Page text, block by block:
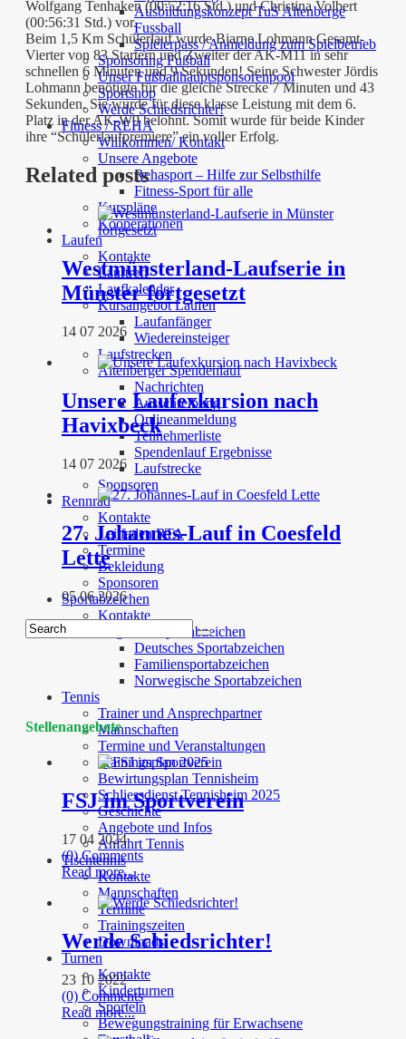
Ausbildungskonzept TuS Altenberge
Fussball
Spielerpass / Anmeldung zum Spielbetrieb
Sponsoring Fußball
Unser Fußballhauptsponsorenpool
Sportshop
Werde Schiedsrichter!
Fitness / REHA
Willkommen/ Kontakt
Unsere Angebote
Rehasport – Hilfe zur Selbsthilfe
Fitness-Sport für alle
Kurspläne
Kooperationen
Laufen
Kontakte
Lauftreff
Laufkalender
Kursangebot Laufen
Laufanfänger
Wiedereinsteiger
Laufstrecken
Altenberger Spendenlauf
Nachrichten
Ausschreibung
Onlineanmeldung
Teilnehmerliste
Spendenlauf Ergebnisse
Laufstrecke
Sponsoren
Rennrad
Kontakte
Leitfaden RTA
Termine
Bekleidung
Sponsoren
Sportabzeichen
Kontakte
Angebote Sportabzeichen
Deutsches Sportabzeichen
Familiensportabzeichen
Norwegische Sportabzeichen
Tennis
Trainer und Ansprechpartner
Mannschaften
Termine und Veranstaltungen
Trainingsplan 2025
Bewirtungsplan Tennisheim
Schliessdienst Tennisheim 2025
Geschichte
Angebote und Infos
Anfahrt Tennis
Tischtennis
Kontakte
Mannschaften
Termine
Trainingszeiten
Downloads
Turnen
Kontakte
Kinderturnen
Sporteln
Bewegungstraining für Erwachsene
Wolfgang Tenhaken (00:52:16 Std.) und Christina Volbert
(00:56:31 Std.) vor.
Beim 1,5 Km Schülerlauf wurde Bjarne Lohmann Gesamt-
Vierter von 83 Startern und Zweiter der AK-M11 in sehr
schnellen 6 Minuten und 9 Sekunden! Seine Schwester Jördis
Lohmann benötigte für die gleiche Strecke 7 Minuten und 43
Sekunden. Sie wurde für diese klasse Leistung mit dem 6.
Platz in der AK-W9 belohnt. Somit wurde für beide Kinder
ihre “Schülerlaufpremiere” ein voller Erfolg.
Related posts
Westmünsterland-Laufserie in
Münster fortgesetzt
14 07 2026
Unsere Laufexkursion nach
Havixbeck
14 07 2026
27. Johannes-Lauf in Coesfeld
Lette
05 06 2026
Stellenangebote
FSJ im Sportverein
17 04 2024
(0) Comments
Read more...
Werde Schiedsrichter!
23 10 2022
(0) Comments
Read more...